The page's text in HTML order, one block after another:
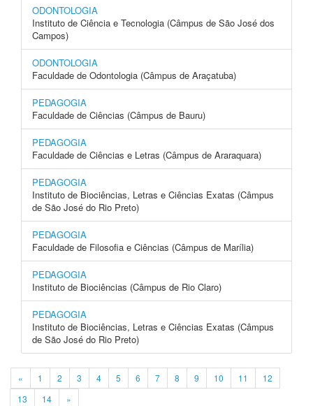
ODONTOLOGIA
Instituto de Ciência e Tecnologia (Câmpus de São José dos
Campos)
ODONTOLOGIA
Faculdade de Odontologia (Câmpus de Araçatuba)
PEDAGOGIA
Faculdade de Ciências (Câmpus de Bauru)
PEDAGOGIA
Faculdade de Ciências e Letras (Câmpus de Araraquara)
PEDAGOGIA
Instituto de Biociências, Letras e Ciências Exatas (Câmpus
de São José do Rio Preto)
PEDAGOGIA
Faculdade de Filosofia e Ciências (Câmpus de Marília)
PEDAGOGIA
Instituto de Biociências (Câmpus de Rio Claro)
PEDAGOGIA
Instituto de Biociências, Letras e Ciências Exatas (Câmpus
de São José do Rio Preto)
« 1 2 3 4 5 6 7 8 9 10 11
12
13
14 »